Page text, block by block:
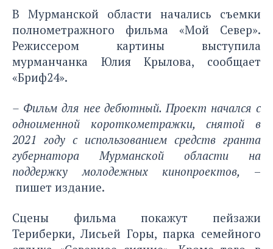
В Мурманской области начались съемки
полнометражного фильма «Мой Север».
Режиссером картины выступила
мурманчанка Юлия Крылова, сообщает
«Бриф24».
– Фильм для нее дебютный. Проект начался с
одноименной короткометражки, снятой в
2021 году с использованием средств гранта
губернатора Мурманской области на
поддержку молодежных кинопроектов, –
пишет издание.
Сцены фильма покажут пейзажи
Териберки, Лисьей Горы, парка семейного